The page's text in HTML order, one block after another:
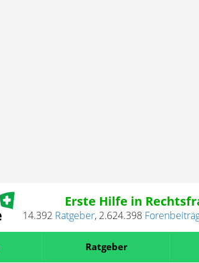
Erste Hilfe in
14.392 Ratgeber, 2.624.398
Ratgeber